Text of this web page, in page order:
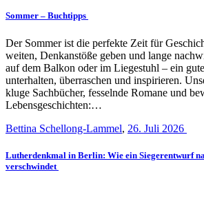
Sommer – Buchtipps
Der Sommer ist die perfekte Zeit für
weiten, Denkanstöße geben und lange
auf dem Balkon oder im Liegestuhl – ein
unterhalten, überraschen und inspirieren.
kluge Sachbücher, fesselnde Romane und
Lebensgeschichten:…
Bettina Schellong-Lammel, 26. Juli 2026
Lutherdenkmal in Berlin: Wie ein Siegerentwurf
verschwindet